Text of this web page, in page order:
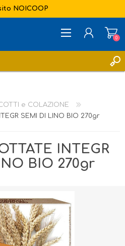
NOICOOP
0
e COLAZIONE
SEMI DI LINO BIO 270gr
INTEGR
BIO 270gr